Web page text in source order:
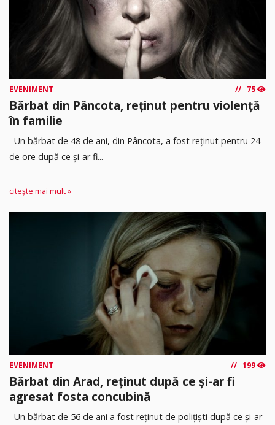
EVENIMENT 75
Bărbat din Pâncota, reținut pentru violență
în familie
Un bărbat de 48 de ani, din Pâncota, a fost reținut pentru 24
de ore după ce și-ar fi...
citește mai mult »
EVENIMENT 199
Bărbat din Arad, reținut după ce și-ar fi
agresat fosta concubină
Un bărbat de 56 de ani a fost reținut de polițiști după ce și-ar